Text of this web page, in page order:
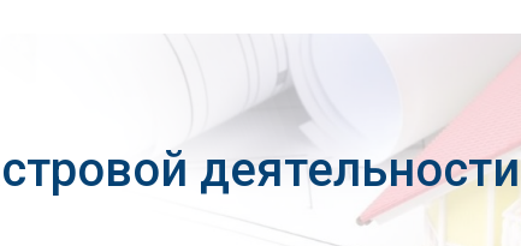
деятельности